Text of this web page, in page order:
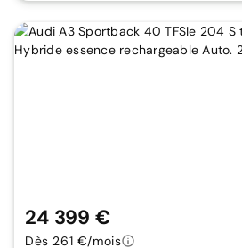
24 399 €
Dès 261 €/mois